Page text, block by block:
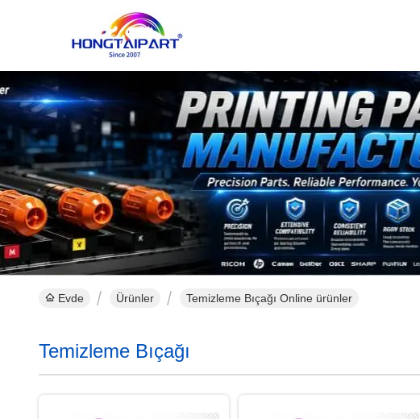
Evde Ürünler Temizleme Bıçağı Online ürünler
Temizleme Bıçağı